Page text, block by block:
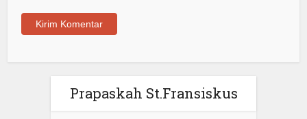
Prapaskah St.Fransiskus